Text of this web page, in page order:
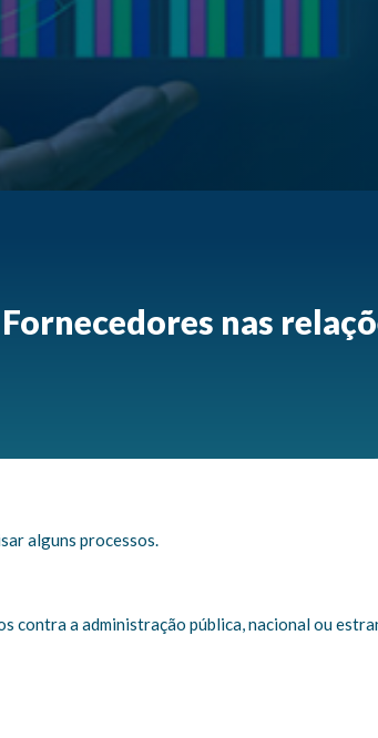
nas
alguns processos.
contra a administração pública, nacional ou